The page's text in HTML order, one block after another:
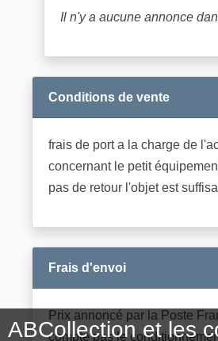
Il n'y a aucune annonce
Conditions de vente
frais de port a la charge de
concernant le petit
pas de retour l'objet est
Frais d'envoi
Prix annoncé par la Poste
compte pas le
ABCollection et les